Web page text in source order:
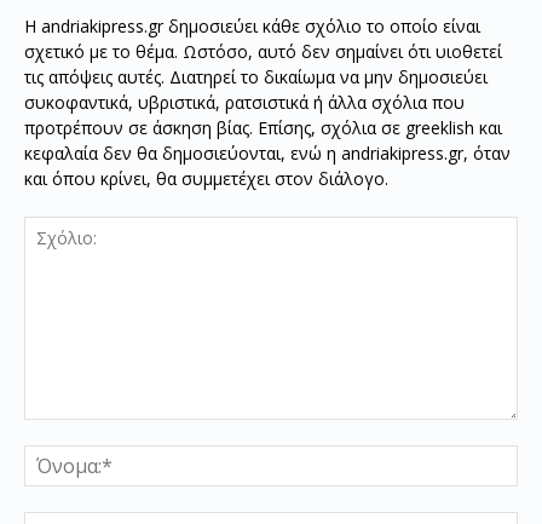
Η andriakipress.gr δημοσιεύει κάθε σχόλιο το οποίο είναι
σχετικό με το θέμα. Ωστόσο, αυτό δεν σημαίνει ότι υιοθετεί
τις απόψεις αυτές. Διατηρεί το δικαίωμα να μην δημοσιεύει
συκοφαντικά, υβριστικά, ρατσιστικά ή άλλα σχόλια που
προτρέπουν σε άσκηση βίας. Επίσης, σχόλια σε greeklish και
κεφαλαία δεν θα δημοσιεύονται, ενώ η andriakipress.gr, όταν
και όπου κρίνει, θα συμμετέχει στον διάλογο.